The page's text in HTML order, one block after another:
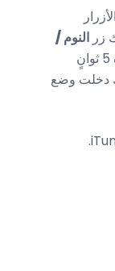
النوم /
لمدة 5 ثوانٍ
دخلت وضع